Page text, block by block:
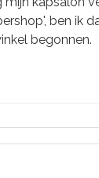
ben ik
begonnen.